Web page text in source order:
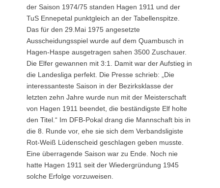
der Saison 1974/75 standen Hagen 1911 und der
TuS Ennepetal punktgleich an der Tabellenspitze.
Das für den 29.Mai 1975 angesetzte
Ausscheidungsspiel wurde auf dem Quambusch in
Hagen-Haspe ausgetragen sahen 3500 Zuschauer.
Die Elfer gewannen mit 3:1. Damit war der Aufstieg in
die Landesliga perfekt. Die Presse schrieb: „Die
interessanteste Saison in der Bezirksklasse der
letzten zehn Jahre wurde nun mit der Meisterschaft
von Hagen 1911 beendet, die beständigste Elf holte
den Titel.“ Im DFB-Pokal drang die Mannschaft bis in
die 8. Runde vor, ehe sie sich dem Verbandsligiste
Rot-Weiß Lüdenscheid geschlagen geben musste.
Eine überragende Saison war zu Ende. Noch nie
hatte Hagen 1911 seit der Wiedergründung 1945
solche Erfolge vorzuweisen.